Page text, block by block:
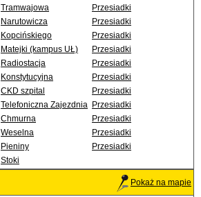
Tramwajowa
Przesiadki
Narutowicza
Przesiadki
Kopcińskiego
Przesiadki
Matejki (kampus UŁ)
Przesiadki
Radiostacja
Przesiadki
Konstytucyjna
Przesiadki
CKD szpital
Przesiadki
Telefoniczna Zajezdnia Przesiadki
Chmurna
Przesiadki
Weselna
Przesiadki
Pieniny
Przesiadki
Stoki
Pokaż na mapie